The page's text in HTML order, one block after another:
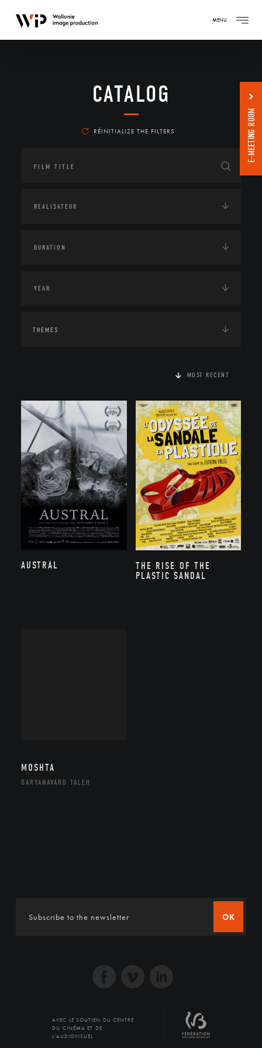
MENU
CATALOG
RÉINITIALIZE THE FILTERS
THEMES
MOST RECENT
AUSTRAL
THE RISE OF THE
PLASTIC SANDAL
MOSHTA
DARYANAVARD TALEH
OK
AVEC LE SOUTIEN DU CENTRE
DU CINÉMA ET DE
L'AUDIOVISUEL
E-MEETING ROOM